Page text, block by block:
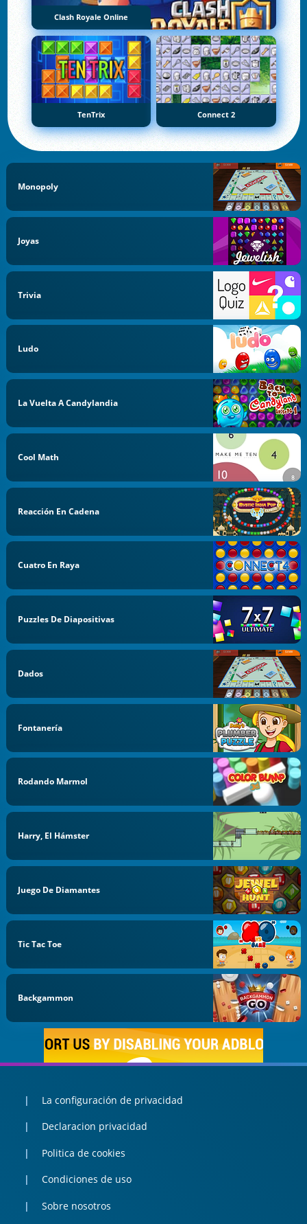
Clash Royale Online
TenTrix Connect 2
Monopoly
Joyas
Trivia
Ludo
La Vuelta A Candylandia
Cool Math
Reacción En Cadena
Cuatro En Raya
Puzzles De Diapositivas
Dados
Fontanería
Rodando Marmol
Harry, El Hámster
Juego De Diamantes
Tic Tac Toe
Backgammon
La configuración de privacidad
Declaracion privacidad
Politica de cookies
Condiciones de uso
Sobre nosotros